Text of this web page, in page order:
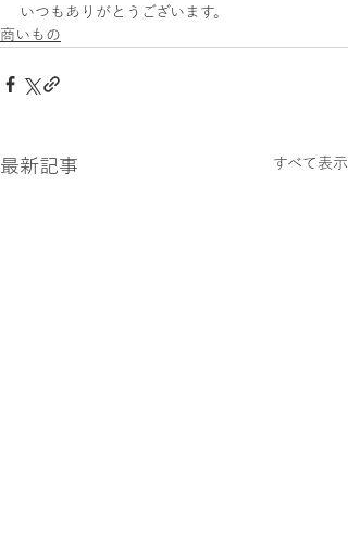
いつもありがとうございます。
商いもの
最新記事 すべて表示